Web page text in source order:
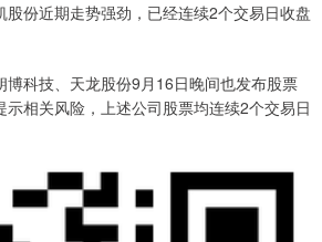
份近期走势强劲，已经连续2个交易日收盘
科技、天龙股份9月16日晚间也发布股票
相关风险，上述公司股票均连续2个交易日